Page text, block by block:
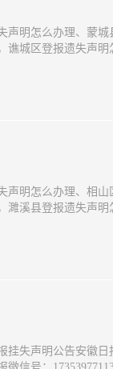
声明怎么办理、蒙城
谯城区登报遗失声明
声明怎么办理、相
濉溪县登报遗失声明
挂失声明公告安徽